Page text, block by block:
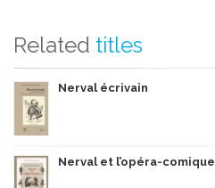
Related titles
Nerval écrivain
Nerval et l’opéra-comique